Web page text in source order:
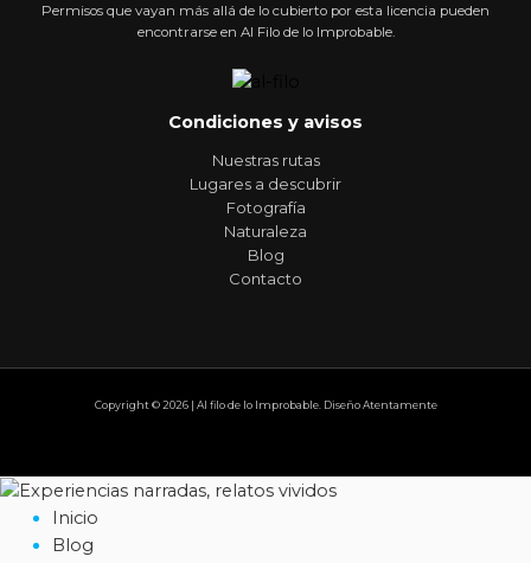
Permisos que vayan más allá de lo cubierto por esta licencia pueden
encontrarse en Al Filo de lo Improbable.
Condiciones y avisos
Nuestras rutas
Lugares a descubrir
Fotografía
Naturaleza
Blog
Contacto
Copyright © 2026 | Al filo de lo Improbable. Diseño Atentamente
Inicio
Blog